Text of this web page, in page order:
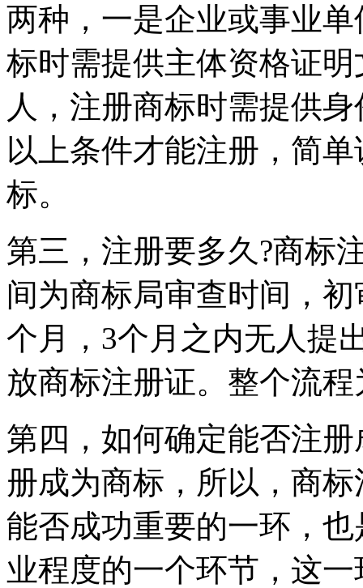
两种，一是企业或事业
标时需提供主体资格证
人，注册商标时需提供
以上条件才能注册，简
标。
第三，注册要多久?商标
间为商标局审查时间，
个月，3个月之内无人提
放商标注册证。整个流
第四，如何确定能否注
册成为商标，所以，商
能否成功重要的一环，
业程度的一个环节，这